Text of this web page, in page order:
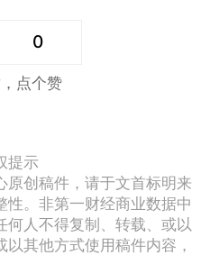
0
点个赞
提示
原创稿件，请于文首标明来
。非第一财经商业数据中
人不得复制、转载、或以
其他方式使用稿件内容，